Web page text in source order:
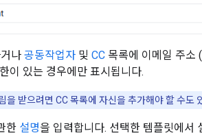
나 공동작업자 및 CC 목록에 이메일 주소
이 있는 경우에만 표시됩니다.
을 받으려면 CC 목록에 자신을 추가해야 할 수도
한 설명을 입력합니다. 선택한 템플릿에서